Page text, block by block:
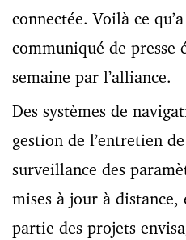
connectée. Voilà ce
communiqué de presse
semaine par l’alliance.
Des systèmes de
gestion de l’entretien
surveillance des
mises à jour à
partie des projets